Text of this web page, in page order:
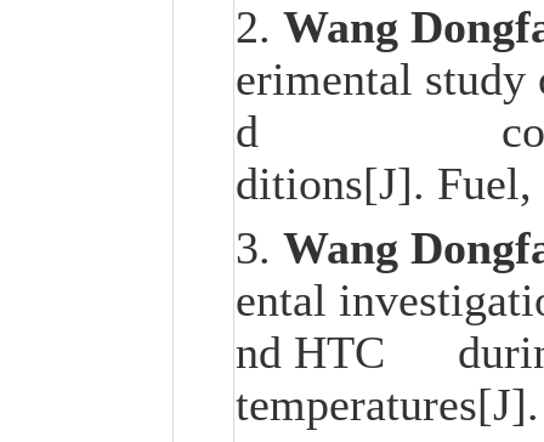
2. Wang
erimental
d
ditions[J]. Fuel,
3. Wang
ental
nd HTC